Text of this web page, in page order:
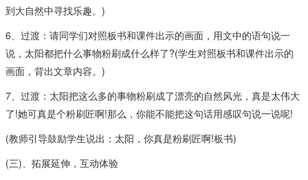
到大自然中寻找乐趣。)
6、过渡：请同学们对照板书和课件出示的画面，用文中的语句说一
说，太阳都把什么事物粉刷成什么样了?(学生对照板书和课件出示的
画面，背出文章内容。)
7、过渡：太阳把这么多的事物粉刷成了漂亮的自然风光，真是太伟大
了!她可真是个粉刷匠啊!那么，你能不能把这句话用感叹句说一说呢!
(教师引导鼓励学生说出：太阳，你真是粉刷匠啊!板书)
(三)、拓展延伸，互动体验